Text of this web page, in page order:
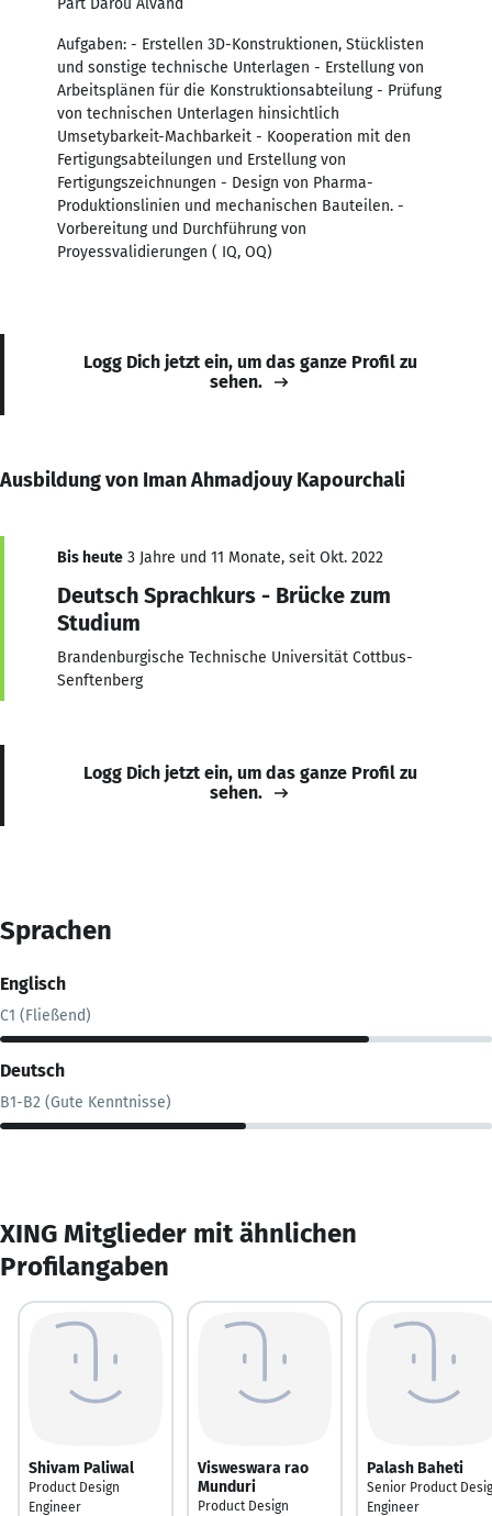
Aufgaben: - Erstellen 3D-Konstruktionen, Stücklisten
und sonstige technische Unterlagen - Erstellung von
Arbeitsplänen für die Konstruktionsabteilung - Prüfung
von technischen Unterlagen hinsichtlich
Umsetybarkeit-Machbarkeit - Kooperation mit den
Fertigungsabteilungen und Erstellung von
Fertigungszeichnungen - Design von Pharma-
Produktionslinien und mechanischen Bauteilen. -
Vorbereitung und Durchführung von
Proyessvalidierungen ( IQ, OQ)
Logg Dich jetzt ein, um das ganze Profil zu
sehen.
Ausbildung von Iman Ahmadjouy Kapourchali
Bis heute 3 Jahre und 11 Monate, seit Okt. 2022
Deutsch Sprachkurs - Brücke zum
Studium
Brandenburgische Technische Universität Cottbus-
Senftenberg
Logg Dich jetzt ein, um das ganze Profil zu
sehen.
Sprachen
Englisch
C1 (Fließend)
Deutsch
B1-B2 (Gute Kenntnisse)
XING Mitglieder mit ähnlichen
Profilangaben
Shivam Paliwal
Product Design
Engineer
Visweswara rao
Munduri
Product Design
Palash Baheti
Senior Product
Engineer